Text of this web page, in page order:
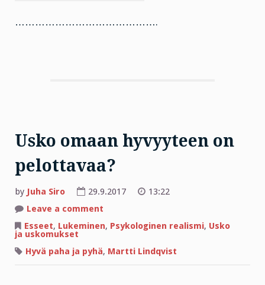
…………………………………….
Usko omaan hyvyyteen on
pelottavaa?
by Juha Siro 29.9.2017
13:22
Leave a comment
omaan
hyvyyteen
pelottavaa?
Esseet, Lukeminen, Psykologinen realismi, Usko
ja uskomukset
Hyvä paha ja pyhä, Martti Lindqvist